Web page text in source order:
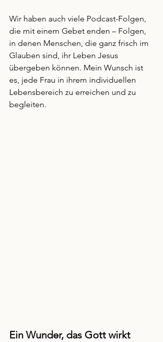
Wir haben auch viele Podcast-Folgen,
die mit einem Gebet enden – Folgen,
in denen Menschen, die ganz frisch im
Glauben sind, ihr Leben Jesus
übergeben können. Mein Wunsch ist
es, jede Frau in ihrem individuellen
Lebensbereich zu erreichen und zu
begleiten.
Ein Wunder, das Gott wirkt